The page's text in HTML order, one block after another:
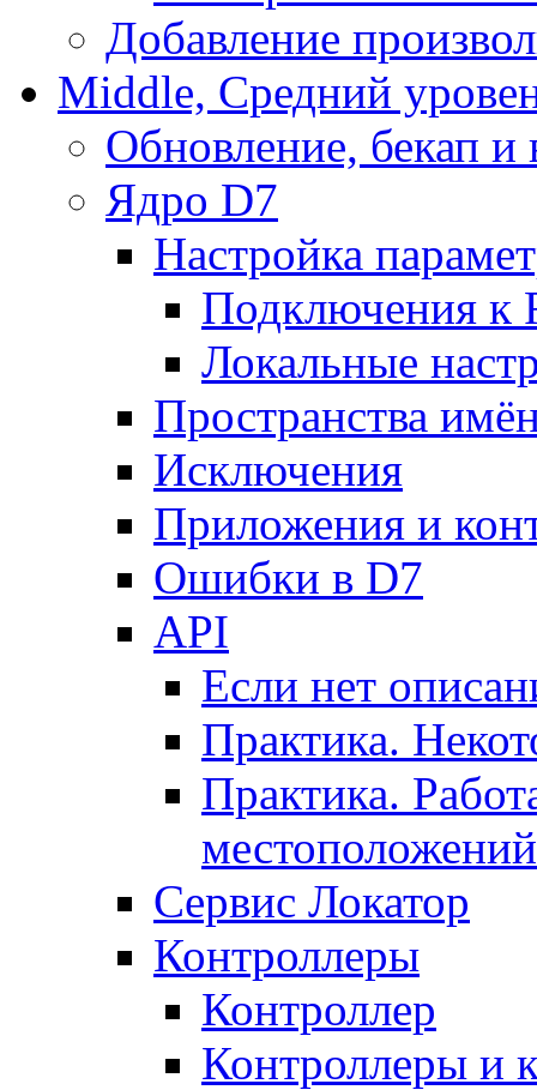
Добавление
Middle, Средний
Обновление, бекап и
Ядро D7
Настройка
Подключения к
Локальные
Пространства
Исключения
Приложения и
Ошибки в D7
API
Если нет
Практика.
Практика.
местоположений
Сервис Локатор
Контроллеры
Контроллер
Контроллеры и